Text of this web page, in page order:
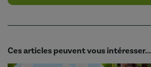
Ces articles peuvent vous intéresser...